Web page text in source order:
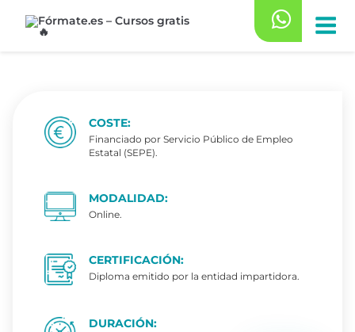
COSTE:
Financiado por Servicio Público de Empleo
Estatal (SEPE).
MODALIDAD:
Online.
CERTIFICACIÓN:
Diploma emitido por la entidad impartidora.
DURACIÓN: